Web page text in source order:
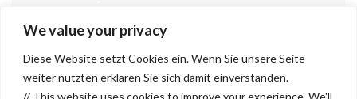
We value your privacy
Diese Website setzt Cookies ein. Wenn Sie unsere Seite
weiter nutzten erklären Sie sich damit einverstanden.
// This website uses cookies to improve your experience. We'll
Road construction machines/Straßenbaumaschinen
Seilbagger & Krane / Cable excavator & cranes / Kiesabbau